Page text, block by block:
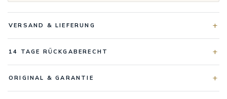
VERSAND & LIEFERUNG
14 TAGE RÜCKGABERECHT
ORIGINAL & GARANTIE